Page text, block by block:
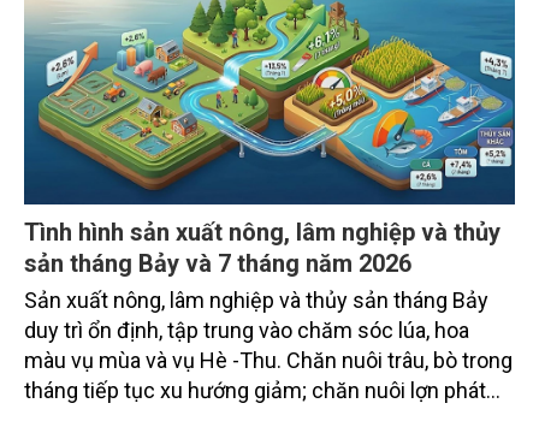
Tình hình sản xuất nông, lâm nghiệp và thủy
sản tháng Bảy và 7 tháng năm 2026
Sản xuất nông, lâm nghiệp và thủy sản tháng Bảy
duy trì ổn định, tập trung vào chăm sóc lúa, hoa